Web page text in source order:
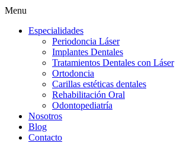
Menu
Especialidades
Periodoncia Láser
Implantes Dentales
Tratamientos Dentales con Láser
Ortodoncia
Carillas estéticas dentales
Rehabilitación Oral
Odontopediatría
Nosotros
Blog
Contacto